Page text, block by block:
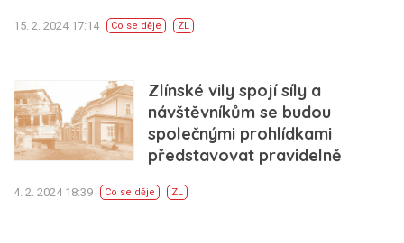
15. 2. 2024 17:14 Co se děje ZL
Zlínské vily spojí síly a
návštěvníkům se budou
společnými prohlídkami
představovat pravidelně
4. 2. 2024 18:39 Co se děje ZL